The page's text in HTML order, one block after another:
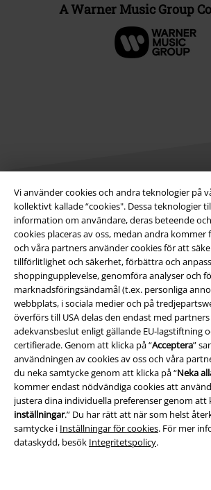
Vi använder cookies och andra teknologier på
kollektivt kallade “cookies". Dessa teknologier
information om användare, deras beteende
cookies placeras av oss, medan andra kommer
och våra partners använder cookies för att
tillförlitlighet och säkerhet, förbättra och
shoppingupplevelse, genomföra analyser och
marknadsföringsändamål (t.ex. personliga
webbplats, i sociala medier och på
överförs till USA delas den endast med
adekvansbeslut enligt gällande EU-lagstiftning
certifierade. Genom att klicka på “Acceptera”
användningen av cookies av oss och våra
du neka samtycke genom att klicka på “Neka
kommer endast nödvändiga cookies att
justera dina individuella preferenser genom att
inställningar.” Du har rätt att när som helst
samtycke i Inställningar för cookies. För mer
dataskydd, besök Integritetspolicy.
A Warner Music Group
Juridisk information/Villkor
Villkor
Om oss
Ladda ner villkoren
Avfallshantering och miljöskydd
Försäkran om överensstämmelse
Information om tillgänglighet
Inställningar för cookies